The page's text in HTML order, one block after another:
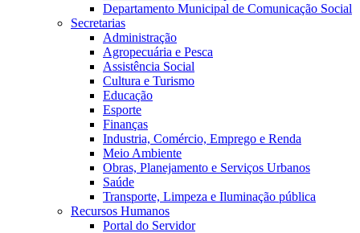
Departamento Municipal de Comunicação Social
Secretarias
Administração
Agropecuária e Pesca
Assistência Social
Cultura e Turismo
Educação
Esporte
Finanças
Industria, Comércio, Emprego e Renda
Meio Ambiente
Obras, Planejamento e Serviços Urbanos
Saúde
Transporte, Limpeza e Iluminação pública
Recursos Humanos
Portal do Servidor